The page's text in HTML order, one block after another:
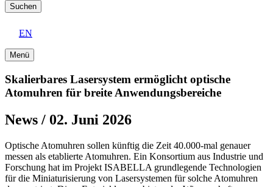
Suchen
EN
Menü
Skalierbares Lasersystem ermöglicht optische
Atomuhren für breite Anwendungsbereiche
News / 02. Juni 2026
Optische Atomuhren sollen künftig die Zeit 40.000-mal genauer
messen als etablierte Atomuhren. Ein Konsortium aus Industrie und
Forschung hat im Projekt ISABELLA grundlegende Technologien
für die Miniaturisierung von Lasersystemen für solche Atomuhren